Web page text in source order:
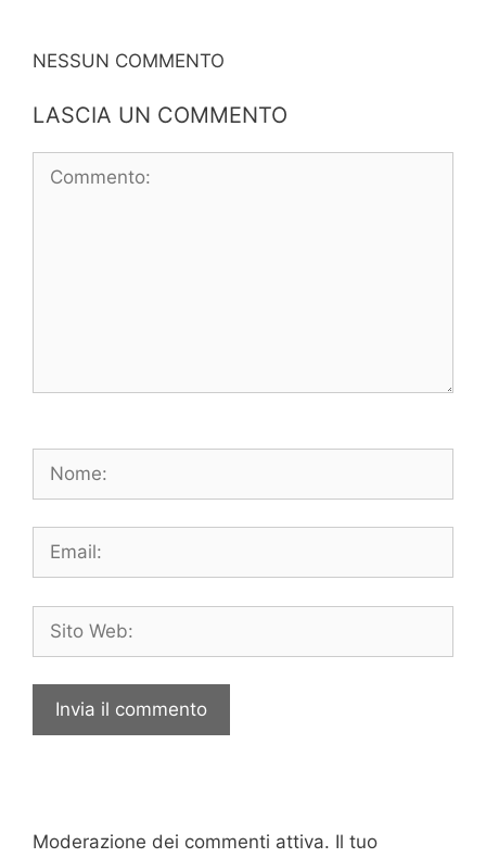
NESSUN COMMENTO
LASCIA UN COMMENTO
Moderazione dei commenti attiva. Il tuo